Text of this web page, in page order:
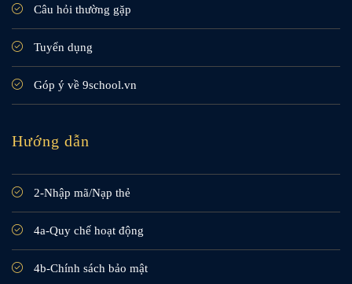
Câu hỏi thường gặp
Tuyển dụng
Góp ý về 9school.vn
Hướng dẫn
2-Nhập mã/Nạp thẻ
4a-Quy chế hoạt động
4b-Chính sách bảo mật